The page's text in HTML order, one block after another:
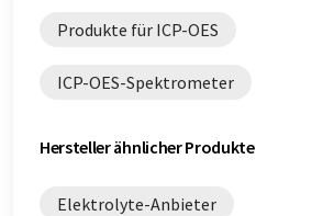
Produkte für ICP-OES
ICP-OES-Spektrometer
Hersteller ähnlicher Produkte
Elektrolyte-Anbieter